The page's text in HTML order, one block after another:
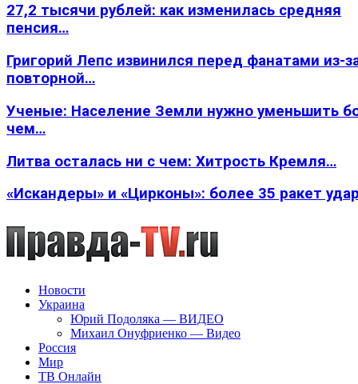
27,2 тысячи рублей: как изменилась средняя
пенсия…
Григорий Лепс извинился перед фанатами из-
повторной…
Ученые: Население Земли нужно уменьшить
чем…
Литва осталась ни с чем: Хитрость Кремля…
«Искандеры» и «Цирконы»: более 35 ракет
Новости
Украина
Юрий Подоляка — ВИДЕО
Михаил Онуфриенко — Видео
Россия
Мир
ТВ Онлайн